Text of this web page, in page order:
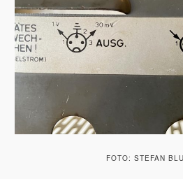
FOTO: STEFAN